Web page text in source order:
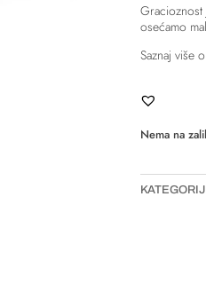
Gracioznost
osećamo
Saznaj više
Nema na